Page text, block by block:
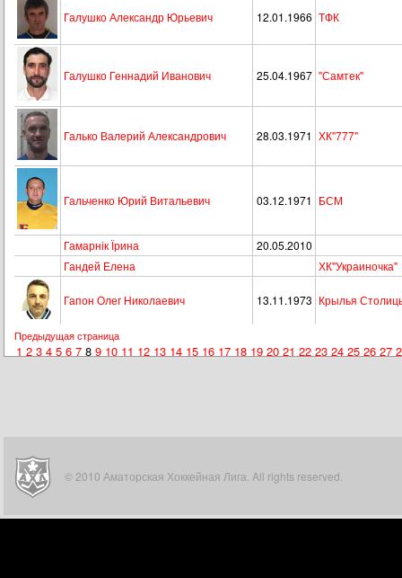
Галушко Александр Юрьевич 12.01.1966 ТФК
Галушко Геннадий Иванович 25.04.1967 "Самтек"
Галько Валерий Александрович 28.03.1971 ХК"777"
Гальченко Юрий Витальевич 03.12.1971 БСМ
Гамарнік Їрина
20.05.2010
Гандей Елена
ХК"Украиночка"
Гапон Олег Николаевич 13.11.1973 Крылья
Предыдущая страница
1 2 3 4 5 6 7 8 9 10 11 12 13 14 15 16 17 18 19 20 21 22 23 24 25 26 27
© 2010 Аматорская Хоккейная Лига. All rights reserved.